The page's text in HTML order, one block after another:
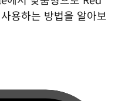
용하는 방법을 알아보